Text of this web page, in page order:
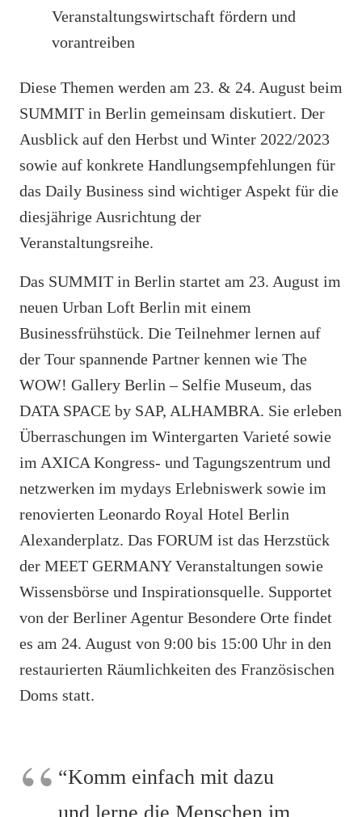
Veranstaltungswirtschaft fördern und
vorantreiben
Diese Themen werden am 23. & 24. August beim
SUMMIT in Berlin gemeinsam diskutiert. Der
Ausblick auf den Herbst und Winter 2022/2023
sowie auf konkrete Handlungsempfehlungen für
das Daily Business sind wichtiger Aspekt für die
diesjährige Ausrichtung der
Veranstaltungsreihe.
Das SUMMIT in Berlin startet am 23. August im
neuen Urban Loft Berlin mit einem
Businessfrühstück. Die Teilnehmer lernen auf
der Tour spannende Partner kennen wie The
WOW! Gallery Berlin – Selfie Museum, das
DATA SPACE by SAP, ALHAMBRA. Sie erleben
Überraschungen im Wintergarten Varieté sowie
im AXICA Kongress- und Tagungszentrum und
netzwerken im mydays Erlebniswerk sowie im
renovierten Leonardo Royal Hotel Berlin
Alexanderplatz. Das FORUM ist das Herzstück
der MEET GERMANY Veranstaltungen sowie
Wissensbörse und Inspirationsquelle. Supportet
von der Berliner Agentur Besondere Orte findet
es am 24. August von 9:00 bis 15:00 Uhr in den
restaurierten Räumlichkeiten des Französischen
Doms statt.
“Komm einfach mit dazu